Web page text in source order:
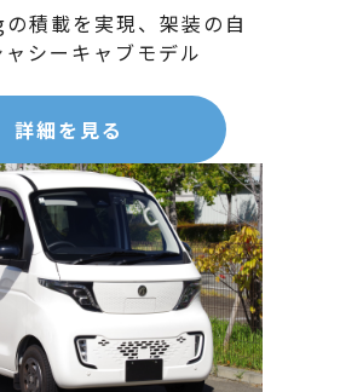
積載を実現、架装の自
シーキャブモデル
詳細を見る